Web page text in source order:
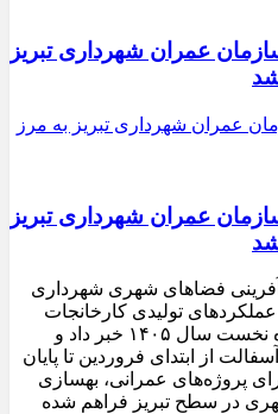
عمران شهرداری تبریز
عمران شهرداری تبریز
فضاهای شهری شهرداری
تولیدی کارخانجات
آسفالت این سازمان در چهار ماه نخست سال ۱۴۰۵ خبر داد و
تولید ۹۵ هزار و ۹۱۸ تن آسفالت از ابتدای فروردین تا پایان
پروژه‌های عمرانی، بهسازی
در سطح تبریز فراهم شده